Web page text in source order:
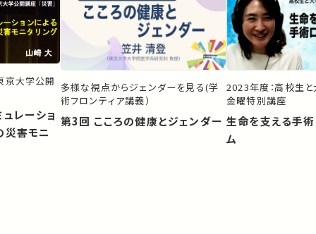
京大学公開
レーショ
災害モニ
多様な視点からジェンダーを見る(学
術フロンティア講義）
第3回 こころの健康とジェンダー
2023年度：高校生
金曜特別講座
生命を支える手
ム